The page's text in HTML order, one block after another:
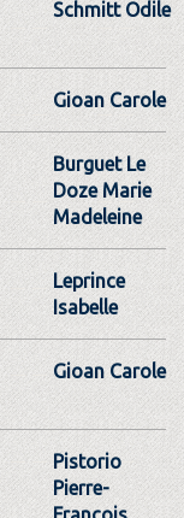
Schmitt Odile
Gioan Carole
Burguet Le
Doze Marie
Madeleine
Leprince
Isabelle
Gioan Carole
Pistorio
Pierre-